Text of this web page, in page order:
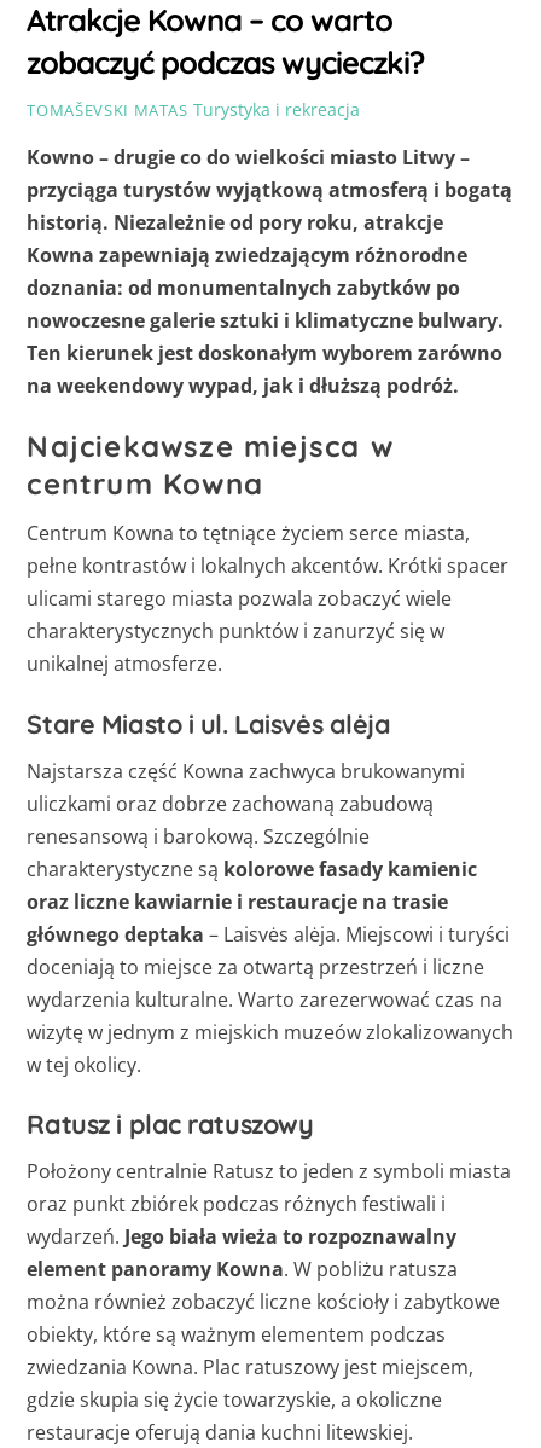
Atrakcje Kowna – co warto
zobaczyć podczas wycieczki?
TOMAŠEVSKI MATAS Turystyka i rekreacja
Kowno – drugie co do wielkości miasto Litwy –
przyciąga turystów wyjątkową atmosferą i bogatą
historią. Niezależnie od pory roku, atrakcje
Kowna zapewniają zwiedzającym różnorodne
doznania: od monumentalnych zabytków po
nowoczesne galerie sztuki i klimatyczne bulwary.
Ten kierunek jest doskonałym wyborem zarówno
na weekendowy wypad, jak i dłuższą podróż.
Najciekawsze miejsca w
centrum Kowna
Centrum Kowna to tętniące życiem serce miasta,
pełne kontrastów i lokalnych akcentów. Krótki spacer
ulicami starego miasta pozwala zobaczyć wiele
charakterystycznych punktów i zanurzyć się w
unikalnej atmosferze.
Stare Miasto i ul. Laisvės alėja
Najstarsza część Kowna zachwyca brukowanymi
uliczkami oraz dobrze zachowaną zabudową
renesansową i barokową. Szczególnie
charakterystyczne są kolorowe fasady kamienic
oraz liczne kawiarnie i restauracje na trasie
głównego deptaka – Laisvės alėja. Miejscowi i turyści
doceniają to miejsce za otwartą przestrzeń i liczne
wydarzenia kulturalne. Warto zarezerwować czas na
wizytę w jednym z miejskich muzeów zlokalizowanych
w tej okolicy.
Ratusz i plac ratuszowy
Położony centralnie Ratusz to jeden z symboli miasta
oraz punkt zbiórek podczas różnych festiwali i
wydarzeń. Jego biała wieża to rozpoznawalny
element panoramy Kowna. W pobliżu ratusza
można również zobaczyć liczne kościoły i zabytkowe
obiekty, które są ważnym elementem podczas
zwiedzania Kowna. Plac ratuszowy jest miejscem,
gdzie skupia się życie towarzyskie, a okoliczne
restauracje oferują dania kuchni litewskiej.